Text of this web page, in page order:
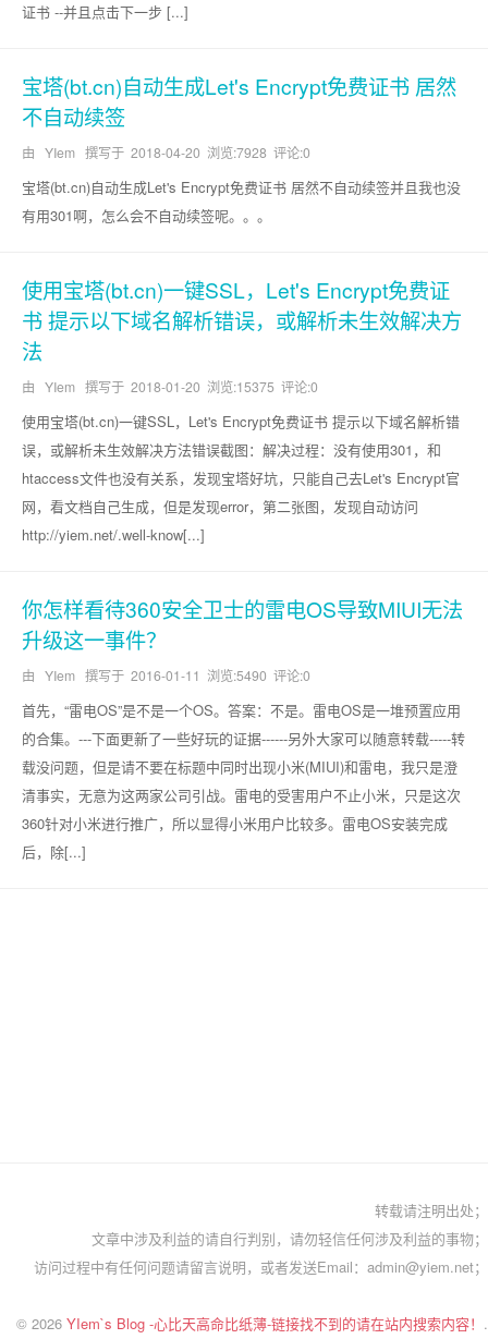
证书 --并且点击下一步 [...]
宝塔(bt.cn)自动生成Let's Encrypt免费证书 居然
不自动续签
由 YIem 撰写于 2018-04-20 浏览:7928 评论:0
宝塔(bt.cn)自动生成Let's Encrypt免费证书 居然不自动续签并且我也没
有用301啊，怎么会不自动续签呢。。。
使用宝塔(bt.cn)一键SSL，Let's Encrypt免费证
书 提示以下域名解析错误，或解析未生效解决方
法
由 YIem 撰写于 2018-01-20 浏览:15375 评论:0
使用宝塔(bt.cn)一键SSL，Let's Encrypt免费证书 提示以下域名解析错
误，或解析未生效解决方法错误截图：解决过程：没有使用301，和
htaccess文件也没有关系，发现宝塔好坑，只能自己去Let's Encrypt官
网，看文档自己生成，但是发现error，第二张图，发现自动访问
http://yiem.net/.well-know[...]
你怎样看待360安全卫士的雷电OS导致MIUI无法
升级这一事件？
由 YIem 撰写于 2016-01-11 浏览:5490 评论:0
首先，“雷电OS”是不是一个OS。答案：不是。雷电OS是一堆预置应用
的合集。---下面更新了一些好玩的证据------另外大家可以随意转载-----转
载没问题，但是请不要在标题中同时出现小米(MIUI)和雷电，我只是澄
清事实，无意为这两家公司引战。雷电的受害用户不止小米，只是这次
360针对小米进行推广，所以显得小米用户比较多。雷电OS安装完成
后，除[...]
转载请注明出处；
文章中涉及利益的请自行判别，请勿轻信任何涉及利益的事物；
访问过程中有任何问题请留言说明，或者发送Email：admin@yiem.net；
© 2026 YIem`s Blog -心比天高命比纸薄-链接找不到的请在站内搜索内容！ .